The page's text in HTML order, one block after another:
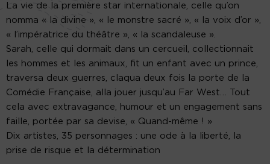
La vie de la première star internationale, celle qu’on
nomma « la divine », « le monstre sacré », « la voix d’or »,
« l’impératrice du théâtre », « la scandaleuse ».
Sarah, celle qui dormait dans un cercueil, collectionnait
les hommes et les animaux, fit un enfant avec un prince,
traversa deux guerres, claqua deux fois la porte de la
Comédie Française, alla jouer jusqu’au Far West… Tout
cela avec extravagance, humour et un engagement sans
faille, portée par sa devise, « Quand-même ! »
Dix artistes, 35 personnages : une ode à la liberté, la
prise de risque et la détermination